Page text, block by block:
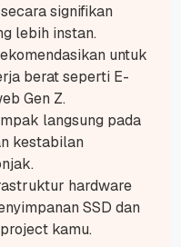
signifikan
lebih instan.
untuk
berat seperti E-
Gen Z.
langsung pada
kestabilan
hardware
SSD dan
kamu.